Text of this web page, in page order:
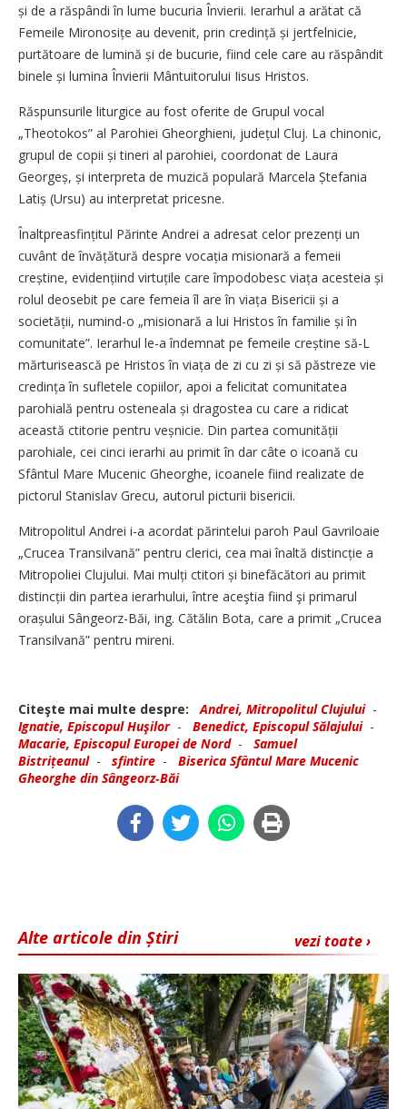
și de a răspândi în lume bucuria Învierii. Ierarhul a arătat că
Femeile Miro­nosițe au devenit, prin cre­dință și jertfelnicie,
purtătoare de lumină și de bucurie, fiind cele care au răspândit
binele și lumina Învierii Mântuitorului Iisus Hristos.
Răspunsurile liturgice au fost oferite de Grupul vocal
„Theotokos” al Parohiei Gheorghieni, județul Cluj. La chinonic,
grupul de copii și tineri al parohiei, coordonat de Laura
Georgeș, și interpreta de muzică populară Marcela Ștefania
Latiș (Ursu) au interpretat pricesne.
Înaltpreasfințitul Părinte Andrei a adresat celor prezenți un
cuvânt de învățătură despre vocația misionară a femeii
creștine, eviden­țiind virtuțile care împodobesc viața acesteia și
rolul deosebit pe care femeia îl are în viața Bisericii și a
societății, numind-o „misionară a lui Hristos în familie și în
comunitate”. Ierarhul le-a îndemnat pe femeile creștine să-L
mărturisească pe Hristos în viața de zi cu zi și să păstreze vie
credința în sufletele copiilor, apoi a felicitat comunitatea
parohială pentru osteneala și dragostea cu care a ridicat
această ctitorie pentru veșnicie. Din partea comunității
parohiale, cei cinci ierarhi au primit în dar câte o icoană cu
Sfântul Mare Mucenic Gheorghe, icoanele fiind realizate de
pictorul Stanislav Grecu, autorul picturii bisericii.
Mitropolitul Andrei i-a acordat părintelui paroh Paul Gavriloaie
„Crucea Transilvană” pentru clerici, cea mai înaltă distincție a
Mitropoliei Clujului. Mai mulți ctitori și binefăcători au primit
distincții din partea ierarhului, între aceştia fiind şi primarul
orașului Sângeorz-Băi, ing. Cătălin Bota, care a primit „Crucea
Transilvană” pentru mireni.
Citeşte mai multe despre: Andrei, Mitropolitul Clujului-
Ignatie, Episcopul Huşilor- Benedict, Episcopul Sălajului-
Macarie, Episcopul Europei de Nord- Samuel
Bistrițeanul- sfintire - Biserica Sfântul Mare Mucenic
Gheorghe din Sângeorz‑Băi
vezi toate ›
Alte articole din Știri